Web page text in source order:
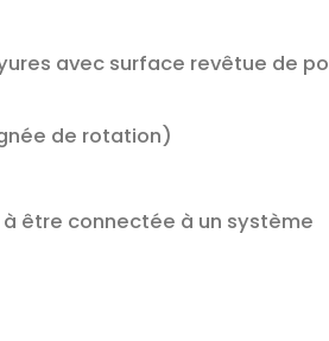
avec surface revêtue de
de rotation)
être connectée à un système